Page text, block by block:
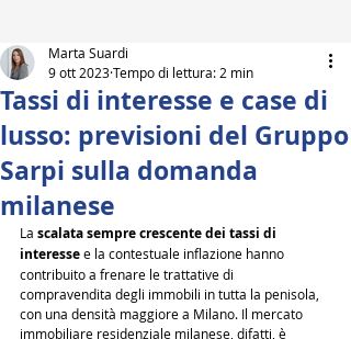
Tassi di interesse e case di
lusso: previsioni del Gruppo
Sarpi sulla domanda
milanese
Marta Suardi
9 ott 2023Tempo di lettura: 2 min
La scalata sempre crescente dei tassi di
interesse e la contestuale inflazione hanno
contribuito a frenare le trattative di
compravendita degli immobili in tutta la penisola,
con una densità maggiore a Milano. Il mercato
immobiliare residenziale milanese, difatti, è